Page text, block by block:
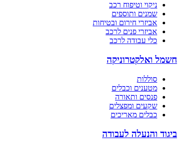
ניקוי וטיפוח רכב
שמנים ותוספים
אביזרי חירום ובטיחות
אביזרי פנים לרכב
כלי עבודה לרכב
חשמל ואלקטרוניקה
סוללות
מטענים וכבלים
פנסים ותאורה
שקעים ומפצלים
כבלים מאריכים
ביגוד והנעלה לעבודה